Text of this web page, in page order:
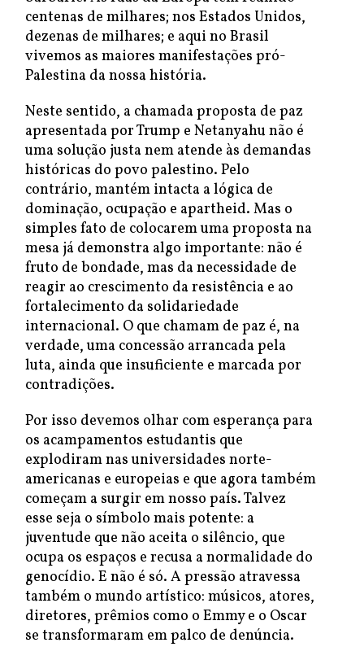
centenas de milhares; nos Estados Unidos,
dezenas de milhares; e aqui no Brasil
vivemos as maiores manifestações pró-
Palestina da nossa história.
Neste sentido, a chamada proposta de paz
apresentada por Trump e Netanyahu não é
uma solução justa nem atende às demandas
históricas do povo palestino. Pelo
contrário, mantém intacta a lógica de
dominação, ocupação e apartheid. Mas o
simples fato de colocarem uma proposta na
mesa já demonstra algo importante: não é
fruto de bondade, mas da necessidade de
reagir ao crescimento da resistência e ao
fortalecimento da solidariedade
internacional. O que chamam de paz é, na
verdade, uma concessão arrancada pela
luta, ainda que insuficiente e marcada por
contradições.
Por isso devemos olhar com esperança para
os acampamentos estudantis que
explodiram nas universidades norte-
americanas e europeias e que agora também
começam a surgir em nosso país. Talvez
esse seja o símbolo mais potente: a
juventude que não aceita o silêncio, que
ocupa os espaços e recusa a normalidade do
genocídio. E não é só. A pressão atravessa
também o mundo artístico: músicos, atores,
diretores, prêmios como o Emmy e o Oscar
se transformaram em palco de denúncia.